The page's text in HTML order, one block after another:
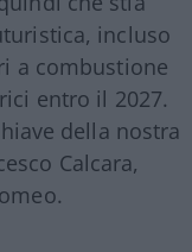
incluso
a combustione
entro il 2027.
della nostra
Calcara,